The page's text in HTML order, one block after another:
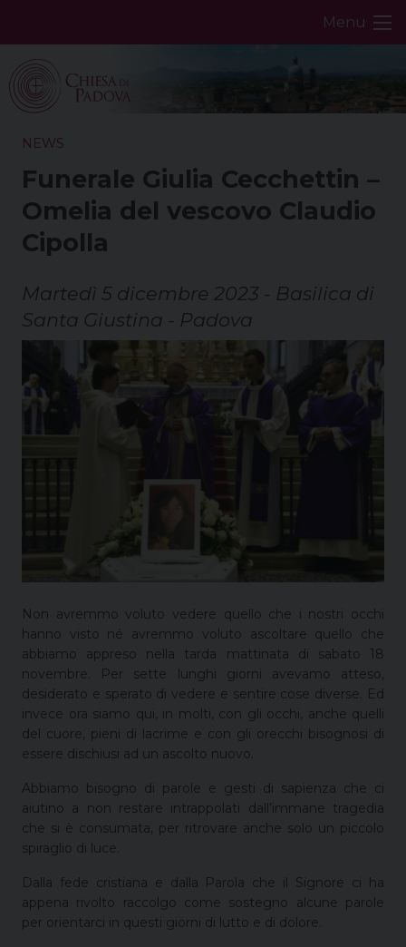
Menu
NEWS
Funerale Giulia Cecchettin –
Omelia del vescovo Claudio
Cipolla
Martedì 5 dicembre 2023 - Basilica di
Santa Giustina - Padova
Non avremmo voluto vedere quello che i nostri occhi
hanno visto né avremmo voluto ascoltare quello che
abbiamo appreso nella tarda mattinata di sabato 18
novembre. Per sette lunghi giorni avevamo atteso,
desiderato e sperato di vedere e sentire cose diverse. Ed
invece ora siamo qui, in molti, con gli occhi, anche quelli
del cuore, pieni di lacrime e con gli orecchi bisognosi di
essere dischiusi ad un ascolto nuovo.
Abbiamo bisogno di parole e gesti di sapienza che ci
aiutino a non restare intrappolati dall’immane tragedia
che si è consumata, per ritrovare anche solo un piccolo
spiraglio di luce.
Dalla fede cristiana e dalla Parola che il Signore ci ha
appena rivolto raccolgo come sostegno alcune parole
per orientarci in questi giorni di lutto e di dolore.